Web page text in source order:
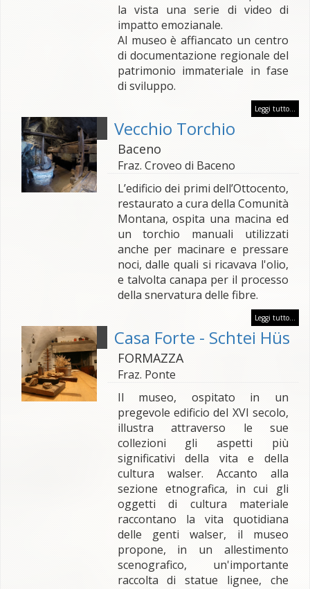
la vista una serie di video di
impatto emozianale.
Al museo è affiancato un centro
di documentazione regionale del
patrimonio immateriale in fase
di sviluppo.
Leggi tutto...
Vecchio Torchio
Baceno
Fraz. Croveo di Baceno
L’edificio dei primi dell’Ottocento,
restaurato a cura della Comunità
Montana, ospita una macina ed
un torchio manuali utilizzati
anche per macinare e pressare
noci, dalle quali si ricavava l'olio,
e talvolta canapa per il processo
della snervatura delle fibre.
Leggi tutto...
Casa Forte - Schtei Hüs
FORMAZZA
Fraz. Ponte
Il museo, ospitato in un
pregevole edificio del XVI secolo,
illustra attraverso le sue
collezioni gli aspetti più
significativi della vita e della
cultura walser. Accanto alla
sezione etnografica, in cui gli
oggetti di cultura materiale
raccontano la vita quotidiana
delle genti walser, il museo
propone, in un allestimento
scenografico, un'importante
raccolta di statue lignee, che